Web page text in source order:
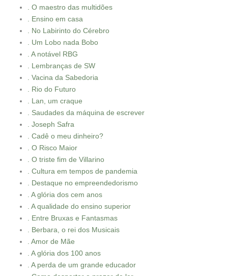
. O maestro das multidões
. Ensino em casa
. No Labirinto do Cérebro
. Um Lobo nada Bobo
. A notável RBG
. Lembranças de SW
. Vacina da Sabedoria
. Rio do Futuro
. Lan, um craque
. Saudades da máquina de escrever
. Joseph Safra
. Cadê o meu dinheiro?
. O Risco Maior
. O triste fim de Villarino
. Cultura em tempos de pandemia
. Destaque no empreendedorismo
. A glória dos cem anos
. A qualidade do ensino superior
. Entre Bruxas e Fantasmas
. Berbara, o rei dos Musicais
. Amor de Mãe
. A glória dos 100 anos
. A perda de um grande educador